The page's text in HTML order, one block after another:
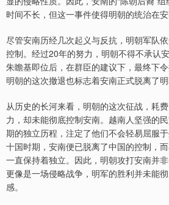
时间不长，但这一事件使得明朝的统治在安
尽管安南历经几次起义与反抗，明朝军队
控制。经过20年的努力，明朝不得不承认
朱瞻基即位后，在群臣的建议下，最终下令
明朝的这次撤退也标志着安南正式脱离了明
从历史的长河来看，明朝的这次征战，耗
力，却未能彻底控制安南。越南人坚强的
期的独立历程，注定了他们不会轻易屈服
十国时期，安南便已脱离了中国的控制，
一直保持着独立。因此，明朝攻打安南并
更像是一场侵略战争，明军的胜利并未能
感。